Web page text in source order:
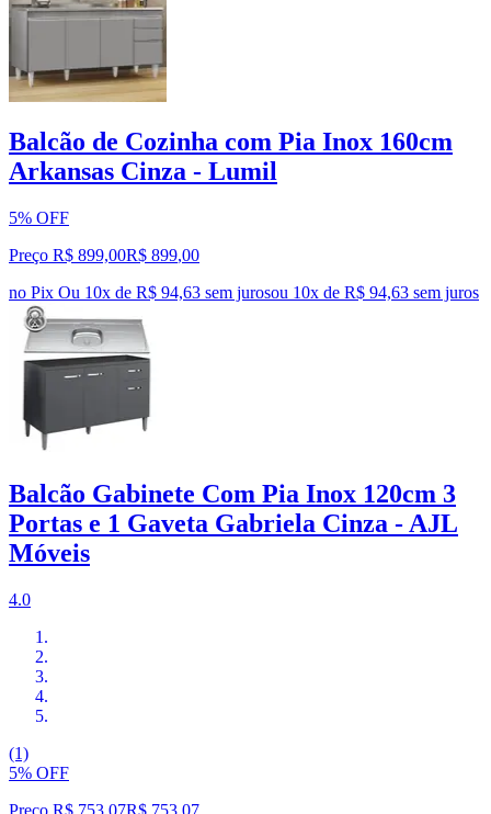
Balcão de Cozinha com Pia Inox 160cm
Arkansas Cinza - Lumil
5% OFF
Preço R$ 899,00R$ 899,00
no Pix Ou 10x de R$ 94,63 sem jurosou 10x de R$ 94,63 sem juros
Balcão Gabinete Com Pia Inox 120cm 3
Portas e 1 Gaveta Gabriela Cinza - AJL
Móveis
4.0
(1)
5% OFF